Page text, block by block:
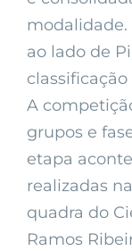
modalidade.
ao lado de
classificação
A
grupos e
etapa
realizadas
quadra do
Ramos